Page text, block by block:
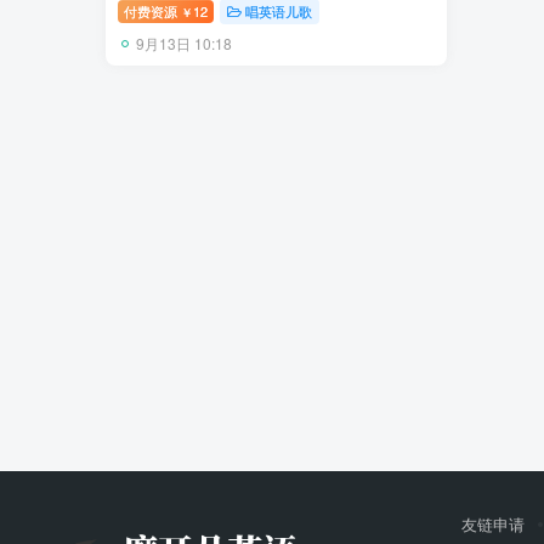
度网盘下载！
付费资源 ￥ 12 唱英语儿歌
9月13日 10:18
友链申请